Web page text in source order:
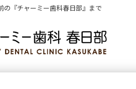
の『チャーミー歯科春日部』まで